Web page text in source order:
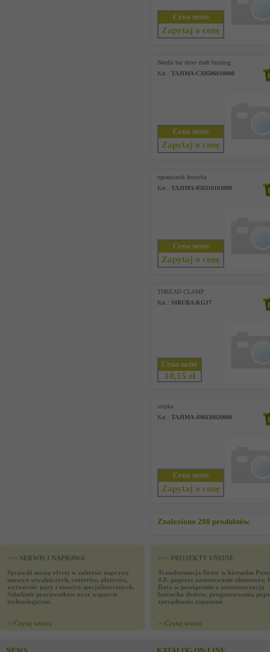
Cena netto
Zapytaj o cenę
Needle bar drive shaft bushing
Kat.: TAJIMA-CX0506010000
Cena netto
Zapytaj o cenę
ogranicznik koszyka
Kat.: TAJIMA-05031018J000
Cena netto
Zapytaj o cenę
THREAD CLAMP
Kat.: SIRUBA-KG17
Cena netto
10,15 zł
stopka
Kat.: TAJIMA-490430020000
Cena netto
Zapytaj o cenę
Znaleziono 208 produktów.
>>> SERWIS I NAPRAWA
Sprawdź naszą ofertę w zakresie naprawy
maszyn szwalniczych, cutterów, ploterów,
wytwornic pary i maszyn specjalistycznych.
Szkolenie pracowników oraz wsparcie
technologiczne.
>>Czytaj wiecej
>>> PROJEKTY UNIJNE
Transformacja firmy w kierunku
4.0. poprzez zastosowanie elementów
Data w powiązaniu z automatyzacją
łańcucha dostaw, prognozowania
zarządzania zapasami
>>Czytaj wiecej